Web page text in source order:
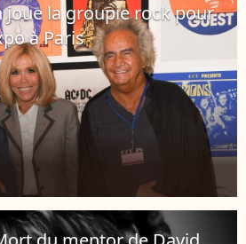
la groupie rock pour
à Paris